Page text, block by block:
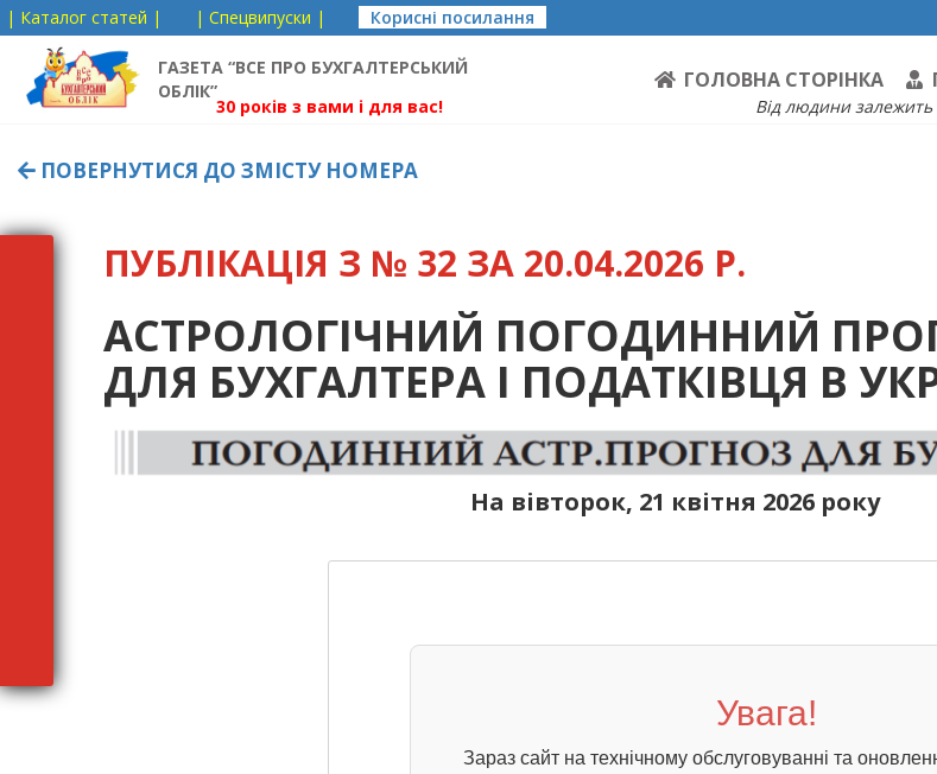
| Каталог статей | | Спецвипуски | Корисні посилання
ГАЗЕТА “ВСЕ ПРО БУХГАЛТЕРСЬКИЙ
ОБЛІК”
ГОЛОВНА СТОРІНКА
30 років з вами і для вас! Від людини залежить
ПОВЕРНУТИСЯ ДО ЗМІСТУ НОМЕРА
ПУБЛІКАЦІЯ З № 32 ЗА 20.04.2026 Р.
АСТРОЛОГІЧНИЙ ПОГОДИННИЙ
ДЛЯ БУХГАЛТЕРА І ПОДАТКІВЦЯ В
На вівторок, 21 квітня 2026 року
Увага!
Зараз сайт на технічному обслуговуванні та